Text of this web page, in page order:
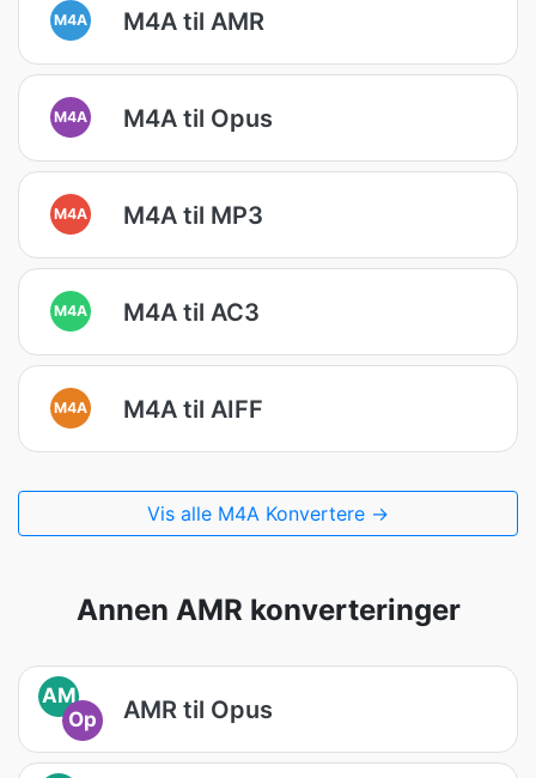
M4A M4A til AMR
M4A M4A til Opus
M4A M4A til MP3
M4A M4A til AC3
M4A M4A til AIFF
Vis alle M4A Konvertere →
Annen AMR konverteringer
AM
Op
AMR til Opus